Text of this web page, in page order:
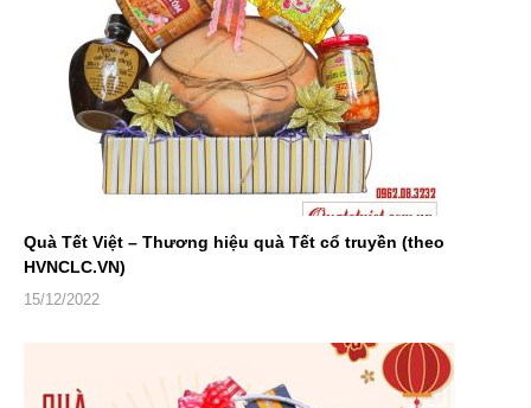
Quà Tết Việt – Thương hiệu quà Tết cổ truyền (theo
HVNCLC.VN)
15/12/2022